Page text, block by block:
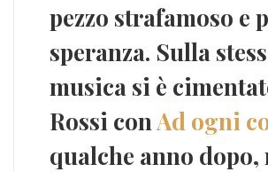
pezzo strafamoso e
speranza. Sulla
musica si è
Rossi con Ad ogni
qualche anno dopo,